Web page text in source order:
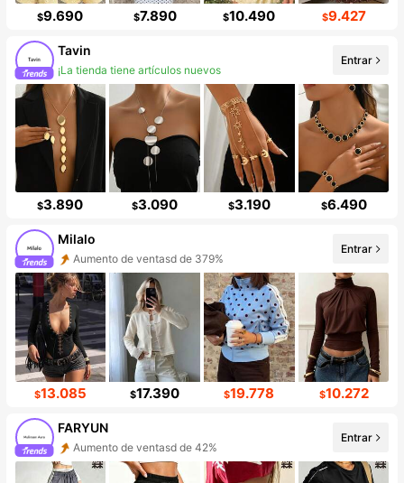
$9.690 $7.890 $10.490 $9.427
Tavin
¡La tienda tiene artículos nuevos
Entrar
$3.890 $3.090 $3.190 $6.490
Milalo
Aumento de ventasd de 379%
Entrar
$13.085 $17.390 $19.778 $10.272
FARYUN
Aumento de ventasd de 42%
Entrar